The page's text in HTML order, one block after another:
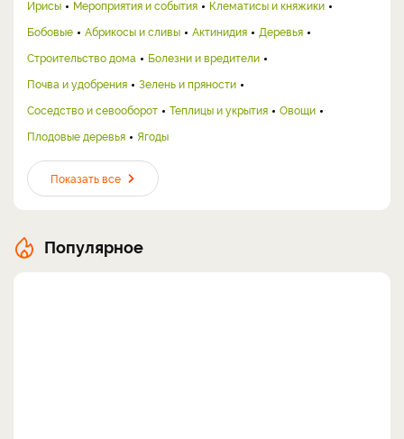
Ирисы
Мероприятия и события
Клематисы и княжики
Бобовые
Абрикосы и сливы Актинидия
Деревья
Строительство дома
Болезни и вредители
Почва и удобрения
Зелень и пряности
Соседство и севооборот
Теплицы и укрытия
Овощи
Плодовые деревья
Ягоды
Показать все
Популярное